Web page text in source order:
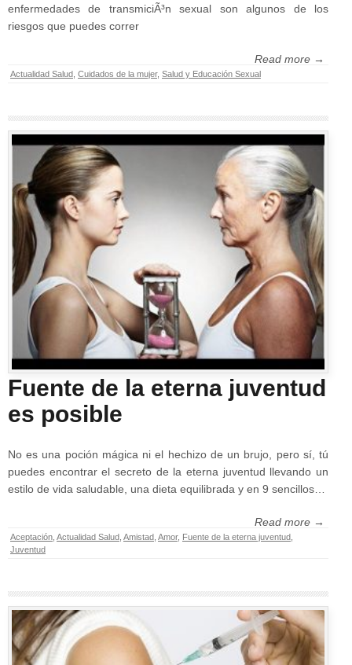
enfermedades de transmiciÃ³n sexual son algunos de los
riesgos que puedes correr
Read more →
Actualidad Salud Cuidados de la mujer, Salud y Educación Sexual
Fuente de la eterna juventud
es posible
No es una poción mágica ni el hechizo de un brujo, pero sí, tú
puedes encontrar el secreto de la eterna juventud llevando un
estilo de vida saludable, una dieta equilibrada y en 9 sencillos…
Read more →
Aceptación Actualidad Salud Amistad Amor, Fuente de la eterna juventud
Juventud